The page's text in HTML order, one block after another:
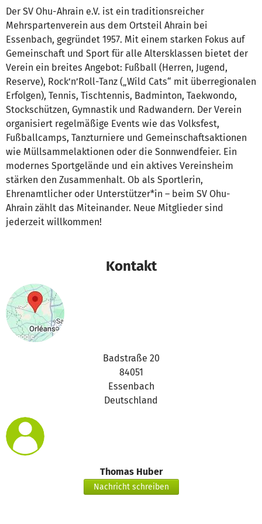
Der SV Ohu-Ahrain e.V. ist ein traditionsreicher
Mehrspartenverein aus dem Ortsteil Ahrain bei
Essenbach, gegründet 1957. Mit einem starken Fokus auf
Gemeinschaft und Sport für alle Altersklassen bietet der
Verein ein breites Angebot: Fußball (Herren, Jugend,
Reserve), Rock’n’Roll-Tanz („Wild Cats“ mit überregionalen
Erfolgen), Tennis, Tischtennis, Badminton, Taekwondo,
Stockschützen, Gymnastik und Radwandern. Der Verein
organisiert regelmäßige Events wie das Volksfest,
Fußballcamps, Tanzturniere und Gemeinschaftsaktionen
wie Müllsammelaktionen oder die Sonnwendfeier. Ein
modernes Sportgelände und ein aktives Vereinsheim
stärken den Zusammenhalt. Ob als Sportlerin,
Ehrenamtlicher oder Unterstützer*in – beim SV Ohu-
Ahrain zählt das Miteinander. Neue Mitglieder sind
jederzeit willkommen!
Kontakt
Badstraße 20
84051
Essenbach
Deutschland
Thomas Huber
Nachricht schreiben